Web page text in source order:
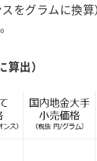
グラムに換
出）